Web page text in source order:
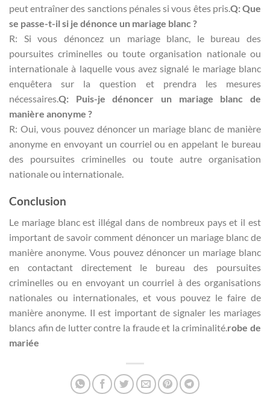
peut entraîner des sanctions pénales si vous êtes pris.Q: Que
se passe-t-il si je dénonce un mariage blanc ?
R: Si vous dénoncez un mariage blanc, le bureau des
poursuites criminelles ou toute organisation nationale ou
internationale à laquelle vous avez signalé le mariage blanc
enquêtera sur la question et prendra les mesures
nécessaires.Q: Puis-je dénoncer un mariage blanc de
manière anonyme ?
R: Oui, vous pouvez dénoncer un mariage blanc de manière
anonyme en envoyant un courriel ou en appelant le bureau
des poursuites criminelles ou toute autre organisation
nationale ou internationale.
Conclusion
Le mariage blanc est illégal dans de nombreux pays et il est
important de savoir comment dénoncer un mariage blanc de
manière anonyme. Vous pouvez dénoncer un mariage blanc
en contactant directement le bureau des poursuites
criminelles ou en envoyant un courriel à des organisations
nationales ou internationales, et vous pouvez le faire de
manière anonyme. Il est important de signaler les mariages
blancs afin de lutter contre la fraude et la criminalité. robe de
mariée